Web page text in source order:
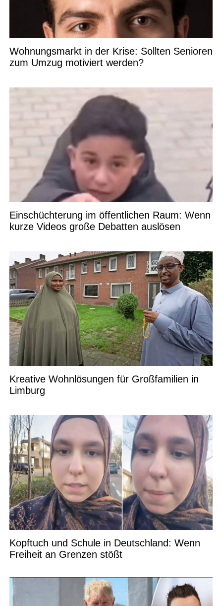
Wohnungsmarkt in der Krise: Sollten Senioren
zum Umzug motiviert werden?
Einschüchterung im öffentlichen Raum: Wenn
kurze Videos große Debatten auslösen
Kreative Wohnlösungen für Großfamilien in
Limburg
Kopftuch und Schule in Deutschland: Wenn
Freiheit an Grenzen stößt